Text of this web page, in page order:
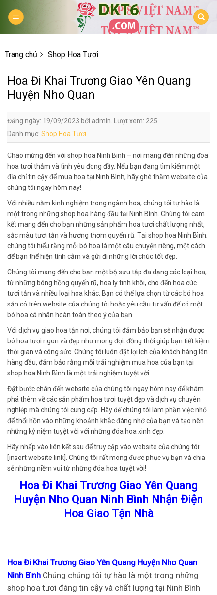
Trang chủ Shop Hoa Tươi
Hoa Đi Khai Trương Giao Yên Quang
Huyện Nho Quan
Đăng ngày: 19/09/2023 bởi admin. Lượt xem: 225
Danh mục: Shop Hoa Tươi
Chào mừng đến với shop hoa Ninh Bình – nơi mang đến những đóa
hoa tươi thắm và tình yêu đong đầy. Nếu bạn đang tìm kiếm một
địa chỉ tin cậy để mua hoa tại Ninh Bình, hãy ghé thăm website của
chúng tôi ngay hôm nay!
Với nhiều năm kinh nghiệm trong ngành hoa, chúng tôi tự hào là
một trong những shop hoa hàng đầu tại Ninh Bình. Chúng tôi cam
kết mang đến cho bạn những sản phẩm hoa tươi chất lượng nhất,
sắc màu tươi tắn và hương thơm quyến rũ. Tại shop hoa Ninh Bình,
chúng tôi hiểu rằng mỗi bó hoa là một câu chuyện riêng, một cách
để bạn thể hiện tình cảm và gửi đi những lời chúc tốt đẹp.
Chúng tôi mang đến cho bạn một bộ sưu tập đa dạng các loại hoa,
từ những bông hồng quyến rũ, hoa ly tinh khôi, cho đến hoa cúc
tươi tắn và nhiều loại hoa khác. Bạn có thể lựa chọn từ các bó hoa
sẵn có trên website của chúng tôi hoặc yêu cầu tư vấn để có một
bó hoa cá nhân hoàn toàn theo ý của bạn.
Với dịch vụ giao hoa tận nơi, chúng tôi đảm bảo bạn sẽ nhận được
bó hoa tươi ngon và đẹp như mong đợi, đồng thời giúp bạn tiết kiệm
thời gian và công sức. Chúng tôi luôn đặt lợi ích của khách hàng lên
hàng đầu, đảm bảo rằng mỗi trải nghiệm mua hoa của bạn tại
shop hoa Ninh Bình là một trải nghiệm tuyệt vời.
Đặt bước chân đến website của chúng tôi ngay hôm nay để khám
phá thêm về các sản phẩm hoa tươi tuyệt đẹp và dịch vụ chuyên
nghiệp mà chúng tôi cung cấp. Hãy để chúng tôi làm phần việc nhỏ
để thổi hồn vào những khoảnh khắc đáng nhớ của bạn và tạo nên
những kỷ niệm tuyệt vời với những đóa hoa xinh đẹp.
Hãy nhấp vào liên kết sau để truy cập vào website của chúng tôi:
[insert website link]. Chúng tôi rất mong được phục vụ bạn và chia
sẻ những niềm vui từ những đóa hoa tuyệt vời!
Hoa Đi Khai Trương Giao Yên Quang
Huyện Nho Quan Ninh Bình Nhận Điện
Hoa Giao Tận Nhà
Hoa Đi Khai Trương Giao Yên Quang Huyện Nho Quan
Ninh Bình Chúng chúng tôi tự hào là một trong những
shop hoa tươi đáng tin cậy và chất lượng tại Ninh Bình.